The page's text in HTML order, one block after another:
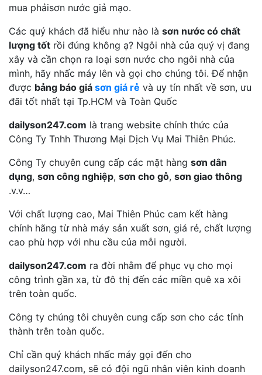
mua phảisơn nước giả mạo.
Các quý khách đã hiểu như nào là sơn nước có chất
lượng tốt rồi đúng không ạ? Ngôi nhà của quý vị đang
xây và cần chọn ra loại sơn nước cho ngôi nhà của
mình, hãy nhấc máy lên và gọi cho chúng tôi. Để nhận
được bảng báo giá sơn giá rẻ và uy tín nhất về sơn, ưu
đãi tốt nhất tại Tp.HCM và Toàn Quốc
dailyson247.com là trang website chính thức của
Công Ty Tnhh Thương Mại Dịch Vụ Mai Thiên Phúc.
Công Ty chuyên cung cấp các mặt hàng sơn dân
dụng, sơn công nghiệp, sơn cho gỗ, sơn giao thông
.v.v…
Với chất lượng cao, Mai Thiên Phúc cam kết hàng
chính hãng từ nhà máy sản xuất sơn, giá rẻ, chất lượng
cao phù hợp với nhu cầu của mỗi người.
dailyson247.com ra đời nhằm để phục vụ cho mọi
công trình gần xa, từ đô thị đến các miền quê xa xôi
trên toàn quốc.
Công ty chúng tôi chuyên cung cấp sơn cho các tỉnh
thành trên toàn quốc.
Chỉ cần quý khách nhấc máy gọi đến cho
dailyson247.com, sẽ có đội ngũ nhân viên kinh doanh